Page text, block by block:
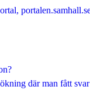
där man fått